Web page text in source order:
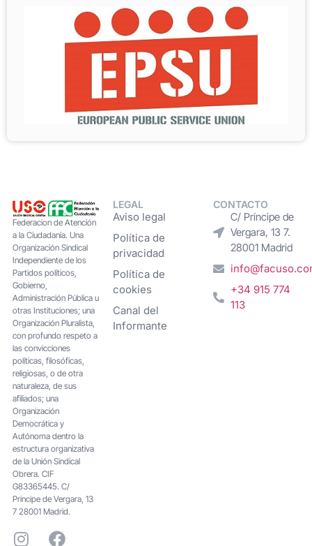
Federacion de Atención
a la Ciudadanía. Una
Organización Sindical
Independiente de los
Partidos políticos,
Gobierno,
Administración Pública u
otras Instituciones; una
Organización Pluralista,
con profundo respeto a
las convicciones
políticas, filosóficas,
religiosas, o de otra
naturaleza, de sus
afiliados; una
Organización
Democrática y
Autónoma dentro la
estructura organizativa
de la Unión Sindical
Obrera. CIF
G83365445. C/
Principe de Vergara, 13
7 28001 Madrid.
LEGAL
Aviso legal
Política de
privacidad
Política de
cookies
Canal del
Informante
CONTACTO
C/ Príncipe de
Vergara, 13 7.
28001 Madrid
+34 915 774
113